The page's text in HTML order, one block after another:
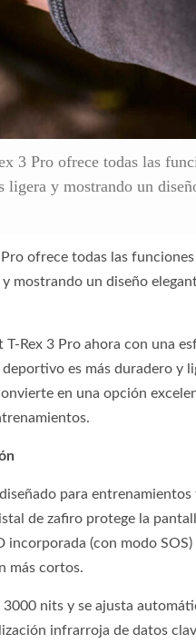
3 Pro ofrece todas las
y mostrando un
ofrece todas las
mostrando un diseño
Rex 3 Pro ahora con una
es más duradero y
en una opción
para
de zafiro protege la
(con modo
más cortos.
nits y se ajusta
infrarroja de datos